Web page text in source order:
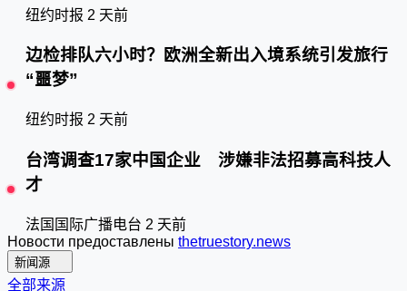
纽约时报 2 天前
边检排队六小时？欧洲全新出入境系统引发旅行
“噩梦”
纽约时报 2 天前
台湾调查17家中国企业 涉嫌非法招募高科技人
才
法国国际广播电台 2 天前
Новости предоставлены thetruestory.news
新闻源
全部来源